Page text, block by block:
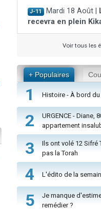
J-11 Mardi 18 Août |
recevra en plein
Voir tous les
+ Populaires
1 Histoire - À bord
2
URGENCE - Diane,
appartement
3
Ils ont volé 12 Sifré
pas la Torah
4 L'édito de la
5
Je manque
remédier ?